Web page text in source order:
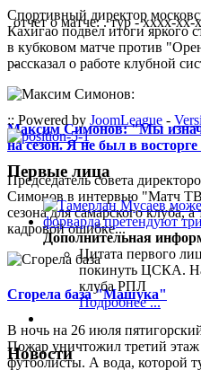
Спортивный директор
Кахигао подвел итоги яркого
в кубковом матче против
рассказал о работе клубной
Максим Симонов: "Мы
на сезон. Я не был в
Председатель совета
Симонов в интервью "Матч
сезона для самарского клуба,
кадровой ошибке...
Сгорела база "Машука"
В ночь на 26 июля
Пожар уничтожил третий
футболисты. А вода, которой
отчет о матче: . тур - xxxx-xx-
-
:: Powered by JoomLeague -
Первые лица
Дополнительная
Цитата первого
покинуть ЦСКА.
клуба РПЛ
Подробнее ...
Новости